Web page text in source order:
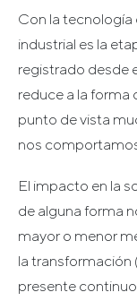
Con la
industrial es la
registrado desde
reduce a la forma
punto de vista
nos
El impacto en la
de alguna forma
mayor o menor
la transformación
presente